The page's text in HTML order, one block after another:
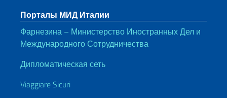
Порталы МИД Италии
Фарнезина – Министерство Иностранных Дел и
Международного Сотрудничества
Дипломатическая сеть
Viaggiare Sicuri